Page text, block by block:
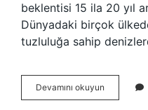
beklentisi 15 ila 20 yıl
Dünyadaki birçok
tuzluluğa sahip
Devamını okuyun
Balığı